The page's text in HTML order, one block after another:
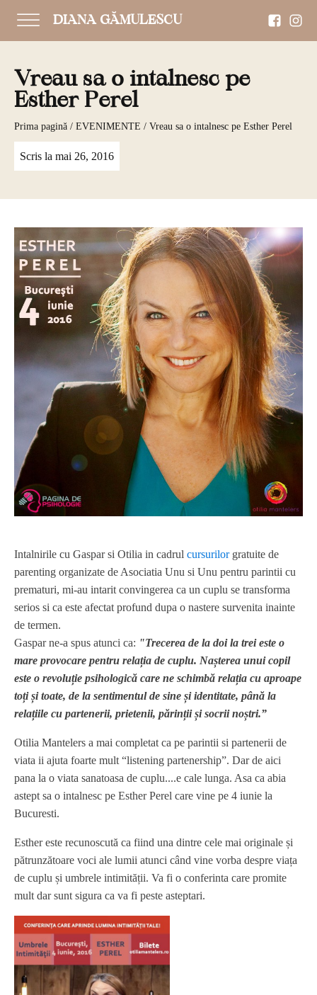
DIANA GĂMULESCU
Vreau sa o intalnesc pe
Esther Perel
Prima pagină / EVENIMENTE / Vreau sa o intalnesc pe Esther Perel
Scris la mai 26, 2016
Intalnirile cu Gaspar si Otilia in cadrul cursurilorgratuite de
parenting organizate de Asociatia Unu si Unu pentru parintii cu
prematuri, mi-au intarit convingerea ca un cuplu se transforma
serios si ca este afectat profund dupa o nastere survenita inainte
de termen.
Gaspar ne-a spus atunci ca: "Trecerea de la doi la trei este o
mare provocare pentru relația de cuplu. Nașterea unui copil
este o revoluție psihologică care ne schimbă relația cu aproape
toți și toate, de la sentimentul de sine și identitate, până la
relațiile cu partenerii, prietenii, părinții și socrii noștri.”
Otilia Mantelers a mai completat ca pe parintii si partenerii de
viata ii ajuta foarte mult “listening partenership”. Dar de aici
pana la o viata sanatoasa de cuplu....e cale lunga. Asa ca abia
astept sa o intalnesc pe Esther Perel care vine pe 4 iunie la
Bucuresti.
Esther este recunoscută ca fiind una dintre cele mai originale și
pătrunzătoare voci ale lumii atunci când vine vorba despre viața
de cuplu și umbrele intimității. Va fi o conferinta care promite
mult dar sunt sigura ca va fi peste asteptari.